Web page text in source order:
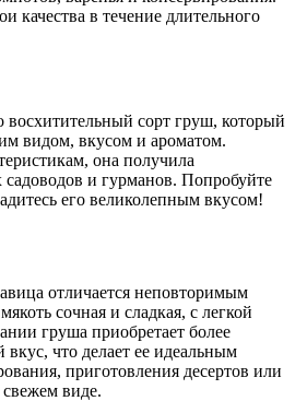
качества в течение длительного
сорт груш, который
видом, вкусом и ароматом.
она получила
садоводов и гурманов. Попробуйте
его великолепным вкусом!
отличается неповторимым
сочная и сладкая, с легкой
груша приобретает более
что делает ее идеальным
приготовления десертов или
виде.